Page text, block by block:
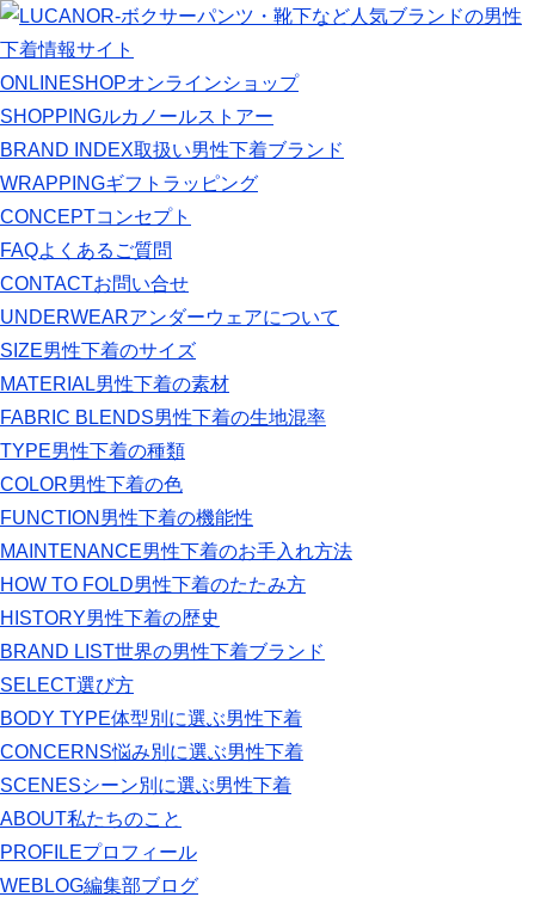
ONLINESHOPオンラインショップ
SHOPPINGルカノールストアー
BRAND INDEX取扱い男性下着ブランド
WRAPPINGギフトラッピング
CONCEPTコンセプト
FAQよくあるご質問
CONTACTお問い合せ
UNDERWEARアンダーウェアについて
SIZE男性下着のサイズ
MATERIAL男性下着の素材
FABRIC BLENDS男性下着の生地混率
TYPE男性下着の種類
COLOR男性下着の色
FUNCTION 男性下着の機能性
MAINTENANCE男性下着のお手入れ方法
HOW TO FOLD男性下着のたたみ方
HISTORY男性下着の歴史
BRAND LIST世界の男性下着ブランド
SELECT選び方
BODY TYPE体型別に選ぶ男性下着
CONCERNS悩み別に選ぶ男性下着
SCENESシーン別に選ぶ男性下着
ABOUT私たちのこと
PROFILEプロフィール
WEBLOG編集部ブログ